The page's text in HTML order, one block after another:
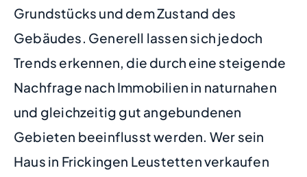
Grundstücks und dem Zustand des
Gebäudes. Generell lassen sich jedoch
Trends erkennen, die durch eine steigende
Nachfrage nach Immobilien in naturnahen
und gleichzeitig gut angebundenen
Gebieten beeinflusst werden. Wer sein
Haus in Frickingen Leustetten verkaufen